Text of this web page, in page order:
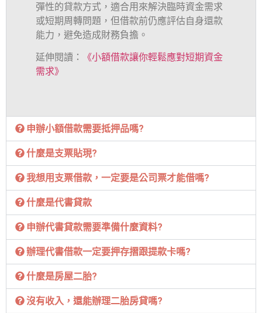
彈性的貸款方式，適合用來解決臨時資金需求
或短期周轉問題，但借款前仍應評估自身還款
能力，避免造成財務負擔。
延伸閱讀：
《小額借款讓你輕鬆應對短期資金
需求》
申辦小額借款需要抵押品嗎?
什麼是支票貼現?
我想用支票借款，一定要是公司票才能借嗎?
什麼是代書貸款
申辦代書貸款需要準備什麼資料?
辦理代書借款一定要押存摺跟提款卡嗎?
什麼是房屋二胎?
沒有收入，還能辦理二胎房貸嗎?